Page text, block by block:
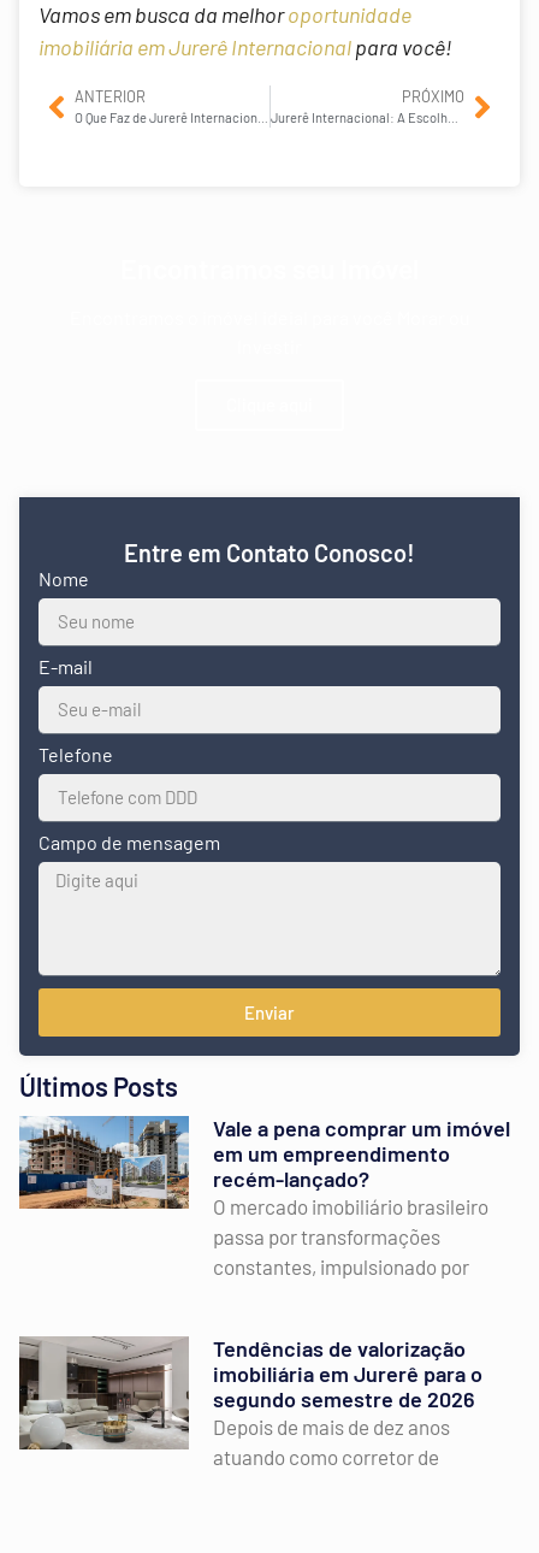
Vamos em busca da melhoroportunidade
imobiliária em Jurerê Internacionalpara você!
ANTERIOR PRÓXIMO
Jurerê Internacional: A Escolha de Quem Busca Sofisticação
Entre em Contato Conosco!
Nome
E-mail
Telefone
Campo de mensagem
Enviar
Últimos Posts
Vale a pena comprar um imóvel
em um empreendimento
recém-lançado?
O mercado imobiliário brasileiro
passa por transformações
constantes, impulsionado por
Tendências de valorização
imobiliária em Jurerê para o
segundo semestre de 2026
Depois de mais de dez anos
atuando como corretor de